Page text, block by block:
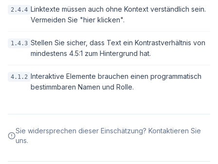
2.4.4 Linktexte müssen auch ohne Kontext verständlich sein.
Vermeiden Sie "hier klicken".
1.4.3 Stellen Sie sicher, dass Text ein Kontrastverhältnis von
mindestens 4.5:1 zum Hintergrund hat.
4.1.2 Interaktive Elemente brauchen einen programmatisch
bestimmbaren Namen und Rolle.
Sie widersprechen dieser Einschätzung? Kontaktieren Sie
uns.